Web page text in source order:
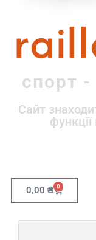
спорт
Сайт
0,00 ₴ 0